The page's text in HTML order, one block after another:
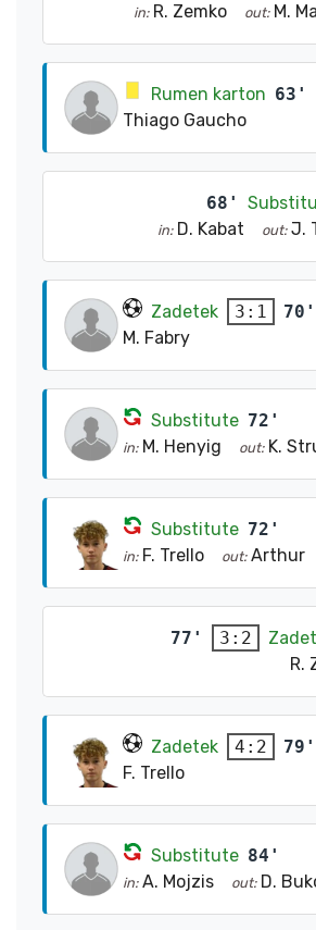
in: R. Zemko out: M.
Rumen karton 63'
Thiago Gaucho
68'
in: D. Kabat out: J.
Zadetek 3:1
70'
M. Fabry
Substitute 72'
in: M. Henyig out: K.
Substitute 72'
in: F. Trello out: Arthur
77' 3:2
R.
Zadetek 4:2
79'
F. Trello
Substitute 84'
in: A. Mojzis out: D.